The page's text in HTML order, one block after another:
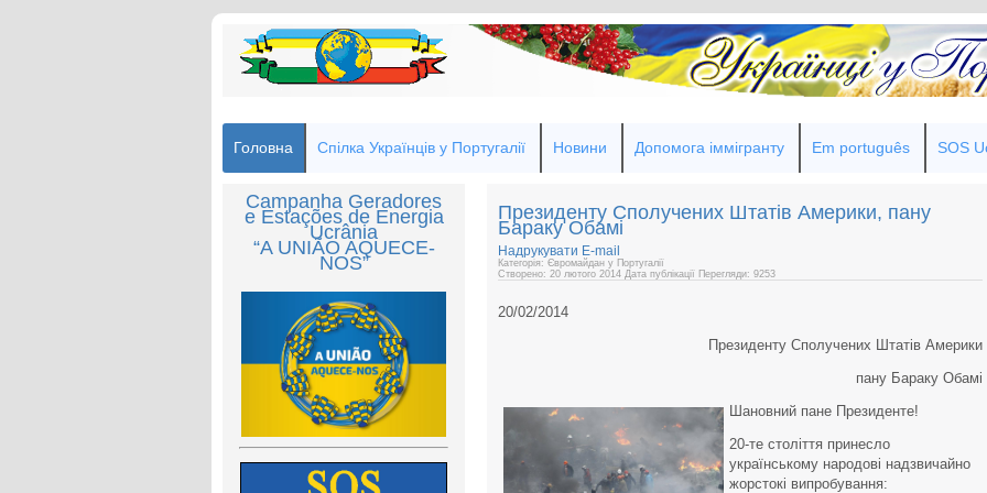
Головна Спілка Українців у Португалії Новини Допомога іммігранту Em português SOS
Campanha Geradores
e Estações de Energia
Ucrânia
“A UNIÃO AQUECE-
NOS”
Президенту Сполучених Штатів Америки, пану
Бараку Обамі
Надрукувати E-mail
Категорія: Євромайдан у Португалії
Створено: 20 лютого 2014 Дата публікації Перегляди: 9253
20/02/2014
Президенту Сполучених Штатів Америки
пану Бараку Обамі
Шановний пане Президенте!
20-те століття принесло
українському народові надзвичайно
жорстокі випробування: